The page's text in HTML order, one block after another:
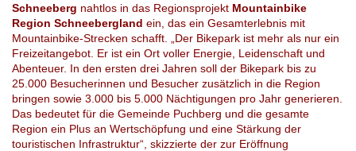
Schneeberg nahtlos in das Regionsprojekt Mountainbike
Region Schneebergland ein, das ein Gesamterlebnis mit
Mountainbike-Strecken schafft. „Der Bikepark ist mehr als nur ein
Freizeitangebot. Er ist ein Ort voller Energie, Leidenschaft und
Abenteuer. In den ersten drei Jahren soll der Bikepark bis zu
25.000 Besucherinnen und Besucher zusätzlich in die Region
bringen sowie 3.000 bis 5.000 Nächtigungen pro Jahr generieren.
Das bedeutet für die Gemeinde Puchberg und die gesamte
Region ein Plus an Wertschöpfung und eine Stärkung der
touristischen Infrastruktur“, skizzierte der zur Eröffnung